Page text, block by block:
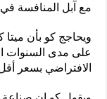
مع آبل المنافسة
ويحاجج كو بأن ميتا
على مدى السنوات
الافتراضي بسعر